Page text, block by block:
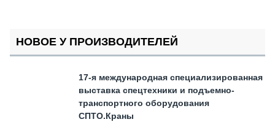
НОВОЕ У ПРОИЗВОДИТЕЛЕЙ
17-я международная специализированная
выставка спецтехники и подъемно-
транспортного оборудования
СПТО.Краны